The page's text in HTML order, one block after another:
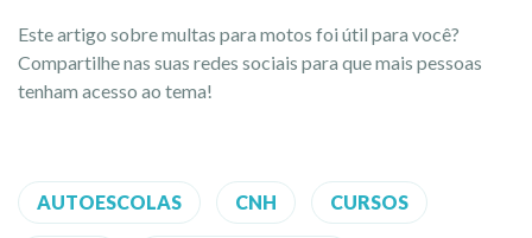
Este artigo sobre multas para motos foi útil para você?
Compartilhe nas suas redes sociais para que mais pessoas
tenham acesso ao tema!
AUTOESCOLAS CNH CURSOS